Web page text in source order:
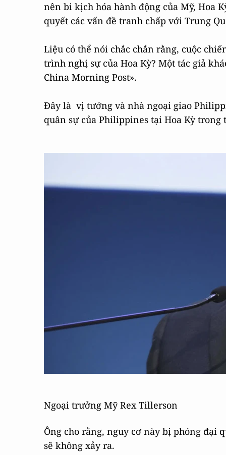
nên bi kịch hóa hành động của Mỹ, Hoa
quyết các vấn đề tranh chấp với Trung
Liệu có thể nói chắc chắn rằng, cuộc
trình nghị sự của Hoa Kỳ? Một tác giả
China Morning Post».
Đây là vị tướng và nhà ngoại giao
quân sự của Philippines tại Hoa Kỳ trong
Ngoại trưởng Mỹ Rex Tillerson
Ông cho rằng, nguy cơ này bị phóng đại
sẽ không xảy ra.